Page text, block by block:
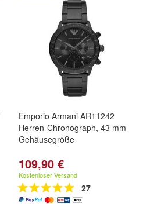
Emporio Armani AR11242
Herren-Chronograph, 43 mm
Gehäusegröße
109,90 €
Kostenloser Versand
27